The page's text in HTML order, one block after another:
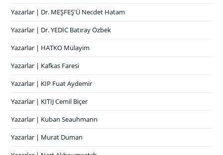
Yazarlar | Dr. MEŞFEŞ'Ü Necdet Hatam
Yazarlar | Dr. YEDİC Batıray Özbek
Yazarlar | HATKO Mülayim
Yazarlar | Kafkas Faresi
Yazarlar | KIP Fuat Aydemir
Yazarlar | KITIJ Cemil Biçer
Yazarlar | Kuban Seauhmann
Yazarlar | Murat Duman